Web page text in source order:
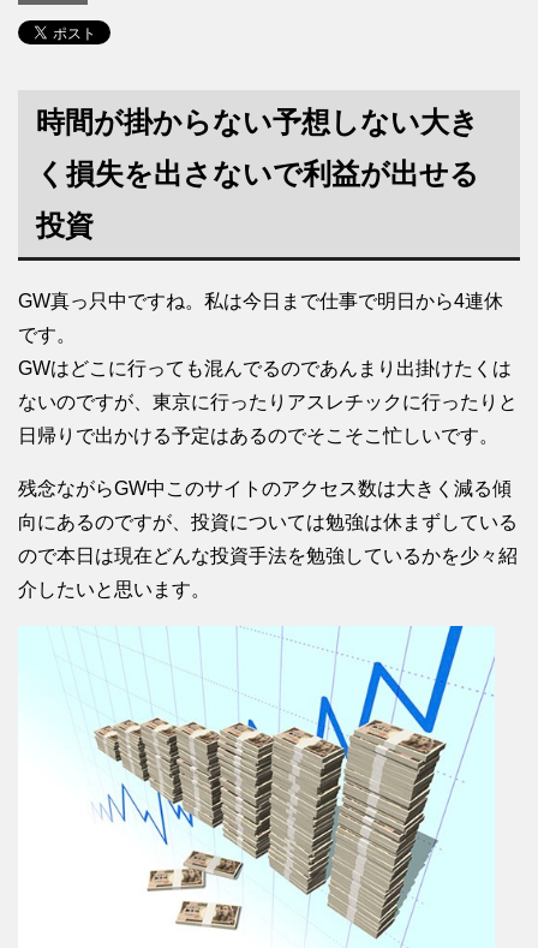
時間が掛からない予想しない大き
く損失を出さないで利益が出せる
投資
GW真っ只中ですね。私は今日まで仕事で明日から4連休
です。
GWはどこに行っても混んでるのであんまり出掛けたくは
ないのですが、東京に行ったりアスレチックに行ったりと
日帰りで出かける予定はあるのでそこそこ忙しいです。
残念ながらGW中このサイトのアクセス数は大きく減る傾
向にあるのですが、投資については勉強は休まずしている
ので本日は現在どんな投資手法を勉強しているかを少々紹
介したいと思います。